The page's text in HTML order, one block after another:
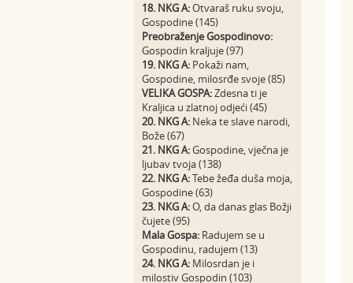
18. NKG A:Otvaraš ruku svoju,
Gospodine (145)
Preobraženje Gospodinovo:
Gospodin kraljuje (97)
19. NKG A: Pokaži nam,
Gospodine, milosrđe svoje (85)
VELIKA GOSPA:Zdesna ti je
Kraljica u zlatnoj odjeći (45)
20. NKG A: Neka te slave narodi,
Bože (67)
21. NKG A:Gospodine, vječna je
ljubav tvoja (138)
22. NKG A:Tebe žeđa duša moja,
Gospodine (63)
23. NKG A:O, da danas glas Božji
čujete (95)
Mala Gospa: Radujem se u
Gospodinu, radujem (13)
24. NKG A: Milosrdan je i
milostiv Gospodin (103)